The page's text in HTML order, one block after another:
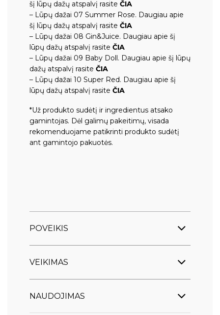
šį lūpų dažų atspalvį rasite ČIA
– Lūpų dažai 07 Summer Rose. Daugiau apie
šį lūpų dažų atspalvį rasite ČIA
– Lūpų dažai 08 Gin&Juice. Daugiau apie šį
lūpų dažų atspalvį rasite ČIA
– Lūpų dažai 09 Baby Doll. Daugiau apie šį lūpų
dažų atspalvį rasite ČIA
– Lūpų dažai 10 Super Red. Daugiau apie šį
lūpų dažų atspalvį rasite ČIA
*Už produkto sudėtį ir ingredientus atsako
gamintojas. Dėl galimų pakeitimų, visada
rekomenduojame patikrinti produkto sudėtį
ant gamintojo pakuotės.
POVEIKIS
VEIKIMAS
NAUDOJIMAS